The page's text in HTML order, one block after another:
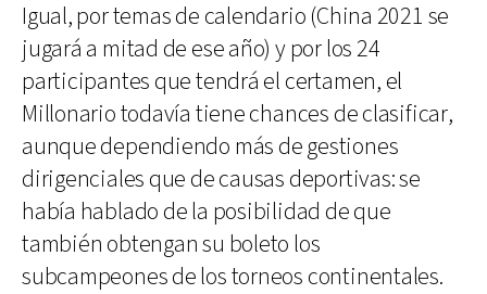
Igual, por temas de calendario (China 2021 se
jugará a mitad de ese año) y por los 24
participantes que tendrá el certamen, el
Millonario todavía tiene chances de clasificar,
aunque dependiendo más de gestiones
dirigenciales que de causas deportivas: se
había hablado de la posibilidad de que
también obtengan su boleto los
subcampeones de los torneos continentales.